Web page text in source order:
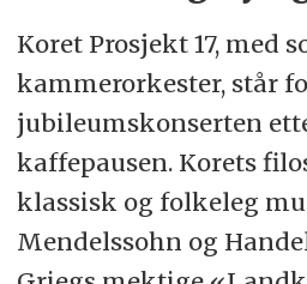
Koret Prosjekt 17, med
kammerorkester, står
jubileumskonserten
kaffepausen. Korets
klassisk og folkeleg
Mendelssohn og